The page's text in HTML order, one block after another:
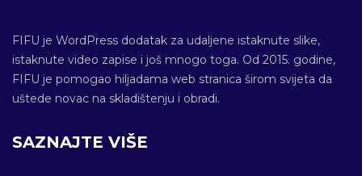
FIFU je WordPress dodatak za udaljene istaknute slike,
istaknute video zapise i još mnogo toga. Od 2015. godine,
FIFU je pomogao hiljadama web stranica širom svijeta da
uštede novac na skladištenju i obradi.
SAZNAJTE VIŠE